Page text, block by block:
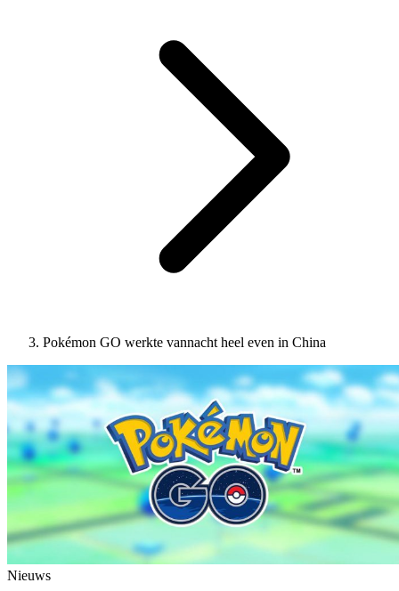
Pokémon GO werkte vannacht heel even in China
Nieuws